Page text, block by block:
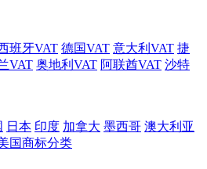
班牙VAT 德国VAT 意大利VAT 捷
VAT 奥地利VAT 阿联酋VAT 沙特
日本 印度 加拿大 墨西哥 澳大利亚
国商标分类